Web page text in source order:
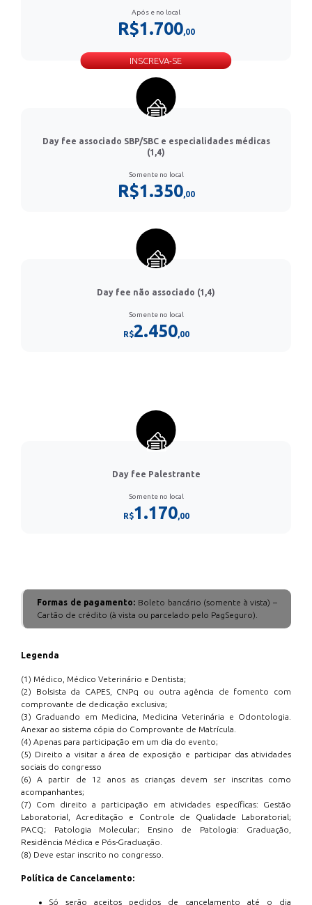
Após e no local
R$1.700,00
INSCREVA-SE
Day fee associado SBP/SBC e especialidades médicas
(1,4)
Somente no local
R$1.350,00
Day fee não associado (1,4)
Somente no local
R$2.450,00
Day fee Palestrante
Somente no local
R$1.170,00
Formas de pagamento: Boleto bancário (somente à vista) –
Cartão de crédito (à vista ou parcelado pelo PagSeguro).
Legenda
(1) Médico, Médico Veterinário e Dentista;
(2) Bolsista da CAPES, CNPq ou outra agência de fomento com
comprovante de dedicação exclusiva;
(3) Graduando em Medicina, Medicina Veterinária e Odontologia.
Anexar ao sistema cópia do Comprovante de Matrícula.
(4) Apenas para participação em um dia do evento;
(5) Direito a visitar a área de exposição e participar das atividades
sociais do congresso
(6) A partir de 12 anos as crianças devem ser inscritas como
acompanhantes;
(7) Com direito a participação em atividades específicas: Gestão
Laboratorial, Acreditação e Controle de Qualidade Laboratorial;
PACQ; Patologia Molecular; Ensino de Patologia: Graduação,
Residência Médica e Pós-Graduação.
(8) Deve estar inscrito no congresso.
Política de Cancelamento:
Só serão aceitos pedidos de cancelamento até o dia